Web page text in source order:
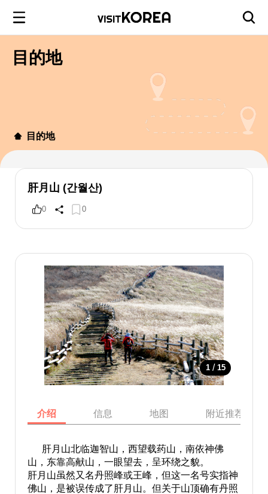
目的地
目的地
肝月山 (간월산)
0 0
1 / 15
介绍 信息 地图 附近推荐景点
肝月山北临迦智山，西望载药山，南依神佛
山，东靠高献山，一眼望去，呈环绕之貌。
肝月山虽然又名丹照峰或王峰，但这一名号实指神
佛山，是被误传成了肝月山。但关于山顶确有丹照